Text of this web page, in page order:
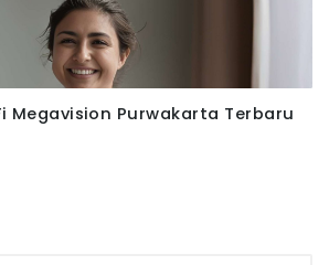
Megavision Purwakarta Terbaru